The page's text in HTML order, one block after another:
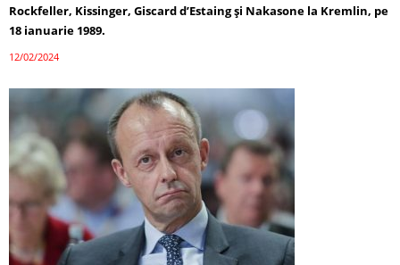
Rockfeller, Kissinger, Giscard d’Estaing și Nakasone la Kremlin, pe
18 ianuarie 1989.
12/02/2024